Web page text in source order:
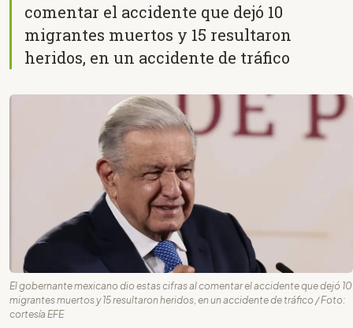
comentar el accidente que dejó 10
migrantes muertos y 15 resultaron
heridos, en un accidente de tráfico
El gobernante mexicano dio estas cifras al comentar el accidente que dejó 10
migrantes muertos y 15 resultaron heridos, en un accidente de tráfico / Foto:
cortesía EFE